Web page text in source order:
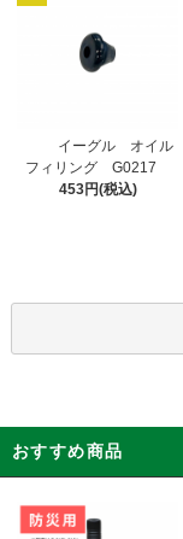
イーグル オイル
フィリング G0217
453円(税込)
おすすめ商品